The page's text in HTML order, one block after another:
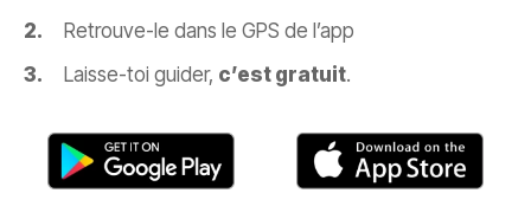
Retrouve-le dans le GPS de l’app
Laisse-toi guider, c’est gratuit.